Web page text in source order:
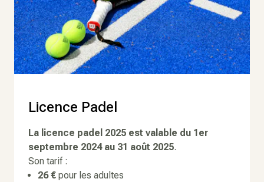
Licence Padel
La licence padel 2025 est valable du 1er
septembre 2024 au 31 août 2025.
Son tarif :
26 € pour les adultes